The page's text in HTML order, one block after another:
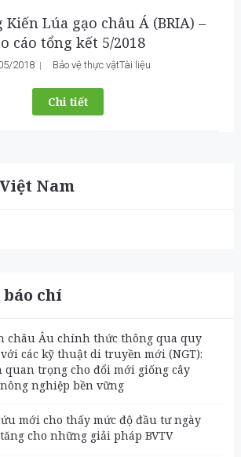
Kiến Lúa gạo châu Á (BRIA) –
cáo tổng kết 5/2018
2018 Bảo vệ thực vậtTài liệu
Chi tiết
Nam
chí
châu Âu chính thức thông qua quy
các kỹ thuật di truyền mới (NGT):
quan trọng cho đổi mới giống cây
nghiệp bền vững
mới cho thấy mức độ đầu tư ngày
cho những giải pháp BVTV